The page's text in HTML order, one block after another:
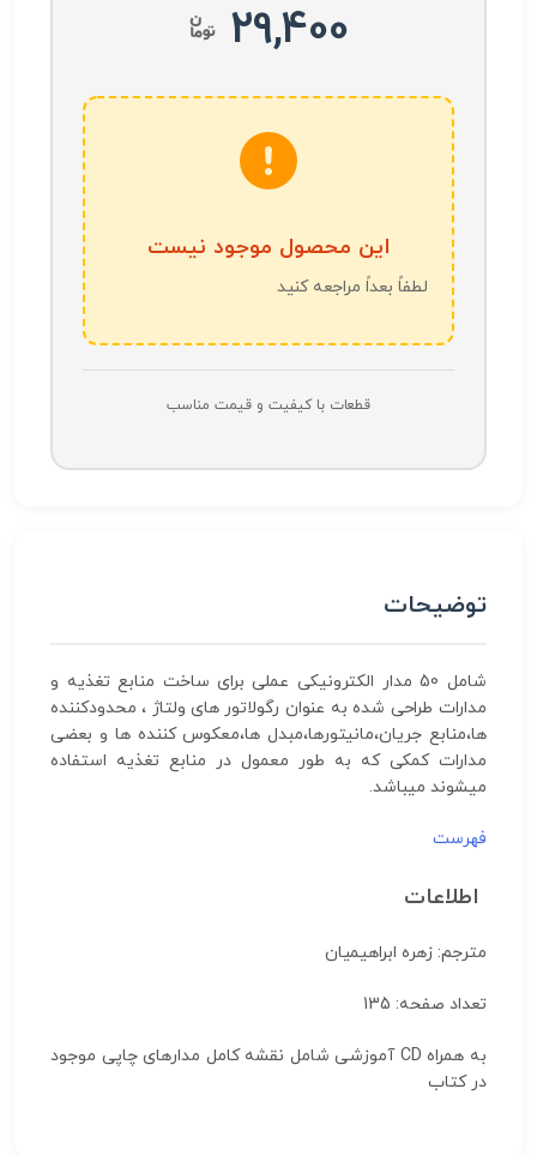
29,400
این محصول موجود نیست
لطفاً بعداً مراجعه کنید
قطعات با کیفیت و قیمت مناسب
توضیحات
شامل 50 مدار الکترونیکی عملی برای ساخت منابع تغذیه و
مدارات طراحی شده به عنوان رگولاتور های ولتاژ ، محدودکننده
ها،منابع جریان،مانیتورها،مبدل ها،معکوس کننده ها و بعضی
مدارات کمکی که به طور معمول در منابع تغذیه استفاده
میشوند میباشد.
فهرست
اطلاعات
مترجم: زهره ابراهیمیان
تعداد صفحه: 135
به همراه CD آموزشی شامل نقشه کامل مدارهای چاپی موجود
در کتاب